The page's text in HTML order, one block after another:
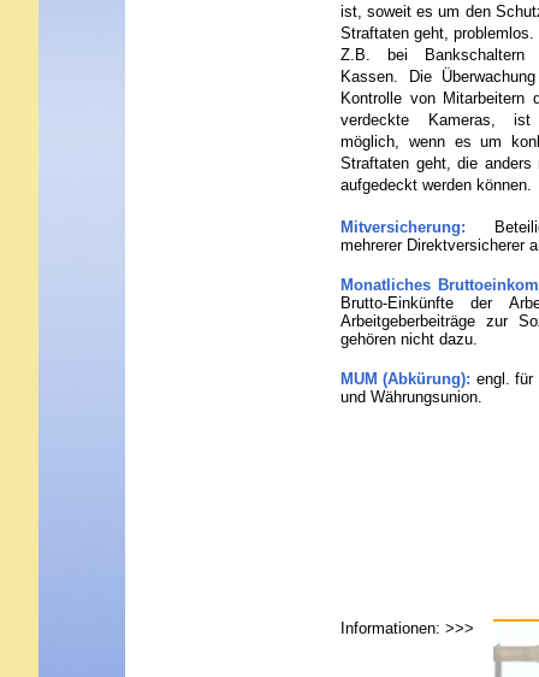
ist, soweit es um den
Straftaten geht, problemlos.
Z.B. bei Bankschaltern
Kassen. Die
Kontrolle von Mitarbeitern
verdeckte Kameras,
möglich, wenn es um
Straftaten geht, die anders
aufgedeckt werden können.
Mitversicherung:
mehrerer Direktversicherer
Monatliches
Brutto-Einkünfte der
Arbeitgeberbeiträge zur
gehören nicht dazu.
MUM (Abkürung): engl. für
und Währungsunion.
Informationen: >>>